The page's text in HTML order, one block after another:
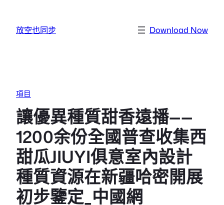
放空也同步 Download Now
項目
讓優異種質甜香遠播——
1200余份全國普查收集西
甜瓜JIUYI俱意室內設計
種質資源在新疆哈密開展
初步鑒定_中國網